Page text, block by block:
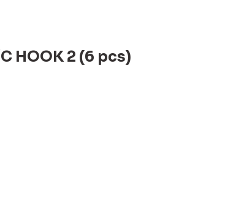
HOOK 2 (6 pcs)